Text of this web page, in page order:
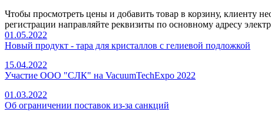
Чтобы просмотреть цены и добавить товар в корзину, клиенту
регистрации направляйте реквизиты по основному адресу
01.05.2022
Новый продукт - тара для кристаллов с гелиевой подложкой
15.04.2022
Участие ООО "СЛК" на VacuumTechExpo 2022
01.03.2022
Об ограничении поставок из-за санкций